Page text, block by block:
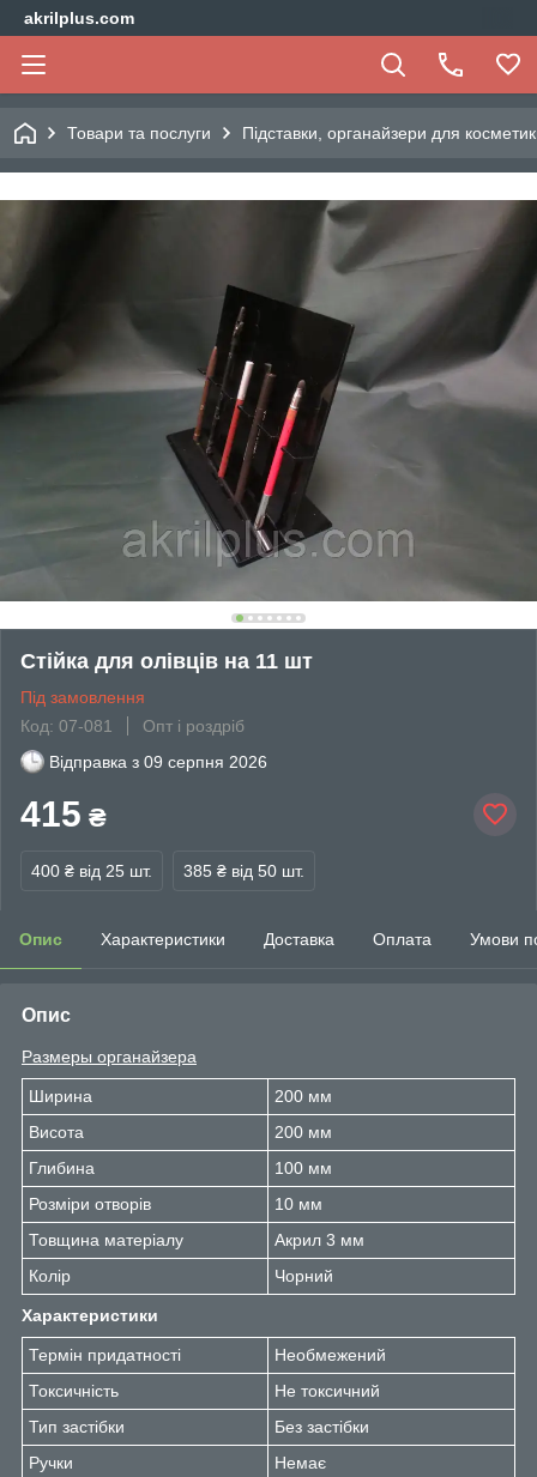
akrilplus.com
Товари та послуги Підставки, органайзери для
Стійка для олівців на 11 шт
Під замовлення
Код: 07-081
Опт і роздріб
Відправка з 09 серпня 2026
415 ₴
400 ₴ від 25 шт. 385 ₴ від 50 шт.
Опис Характеристики Доставка Оплата Умови
Опис
Размеры органайзера
Ширина
200 мм
Висота
200 мм
Глибина
100 мм
Розміри отворів
10 мм
Товщина матеріалу
Акрил 3 мм
Колір
Чорний
Характеристики
Термін придатності
Необмежений
Токсичність
Не токсичний
Тип застібки
Без застібки
Ручки
Немає